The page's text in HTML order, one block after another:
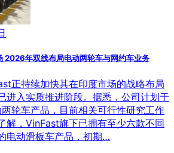
2026年双线布局电动两轮车与网约车业务
正持续加快其在印度市场的战略布局
进入实质推进阶段。据悉，公司计划于
轮车产品，目前相关可行性研究工作
解，VinFast旗下已拥有至少六款不同
电动滑板车产品，初期…